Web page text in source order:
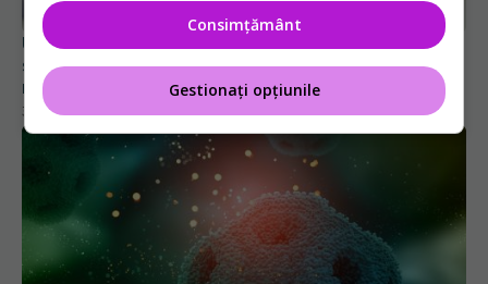
Un nou medicament aproape dublează
supraviețuirea pacienților cu cancer pancreatic
metastatic
30 iun 2026, 22:35
Consimțământ
Gestionați opțiunile